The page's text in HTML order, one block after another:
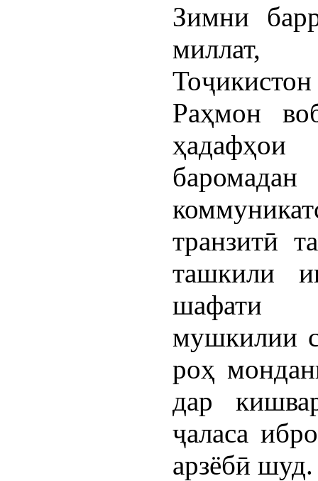
Зимни
миллат,
Раҳмон
транзитӣ
ташкили
шафати
мушкилии
роҳ
дар
ҷаласа
арзёбӣ шуд.